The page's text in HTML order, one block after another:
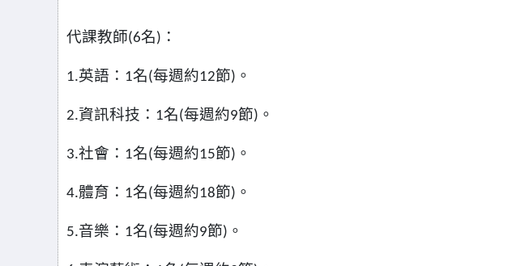
代課教師(6名) ：
1.英語： 1名(每週約12節) 。
2.資訊科技： 1名(每週約9節) 。
3.社會： 1名(每週約15節) 。
4.體育： 1名(每週約18節) 。
5.音樂： 1名(每週約9節) 。